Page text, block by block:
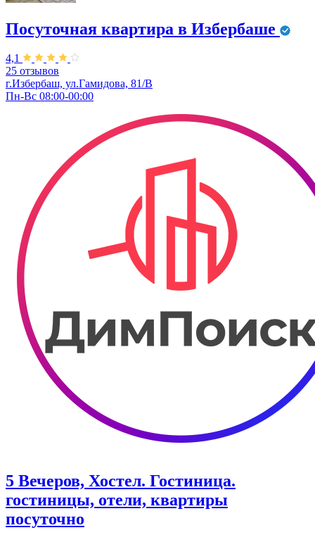
Посуточная квартира в Избербаше
4,1
25 отзывов
г.Избербаш, ул.Гамидова, 81/В
Пн-Вс 08:00-00:00
5 Вечеров, Хостел. Гостиница.
гостиницы, отели, квартиры
посуточно